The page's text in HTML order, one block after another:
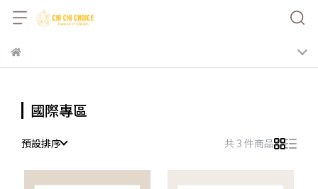
國際專區
預設排序 共 3 件商品